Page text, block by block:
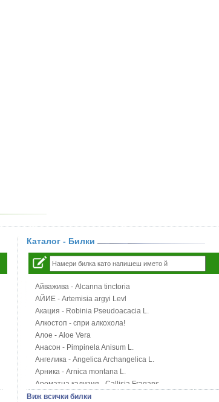
Каталог - Билки
Айважива - Alcanna tinctoria
АЙИЕ - Artemisia argyi Levl
Акация - Robinia Pseudoacacia L.
Алкостоп - спри алкохола!
Алое - Aloe Vera
Анасон - Pimpinela Anisum L.
Ангелика - Angelica Archangelica L.
Арника - Arnica montana L.
Ароматна кализия - Callisia Fragans
Арония - Sorbus melanocorpa
Виж всички билки